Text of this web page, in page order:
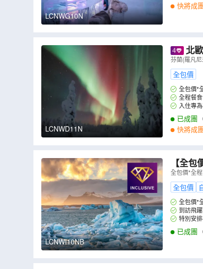
LCNWG10N
快將成
LCNWD11N
北歐玻
爾摩)、
）
芬蘭(羅凡
全包價
全包價*
全程餐
餐，大飽口
入住專
已成團
快將成
LCNWI10NB
【全包價】新
古沙龍
全包價*全
全包價
全包價*
到訪飛
特別安
已成團